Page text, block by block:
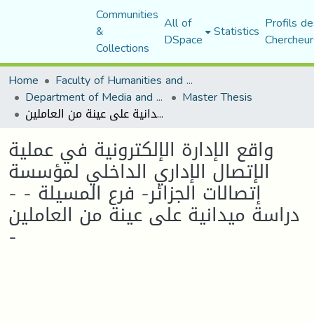
Communities
&
Collections
All of
DSpace Statistics Profils
Home
Faculty of Humanities and Social Sciences
Department of Media and Communication Studies Master Thesis
واقع الإدارة الإلكترونية في عملية الإتصال الإداري الداخلي لمؤسسة إتصالات الجزائر- فرع المسيلة - - دراسة ميدانية على عينة من العاملين -
واقع الإدارة الإلكترونية في عملية
الإتصال الإداري الداخلي لمؤسسة
إتصالات الجزائر- فرع المسيلة - -
دراسة ميدانية على عينة من العاملين
-